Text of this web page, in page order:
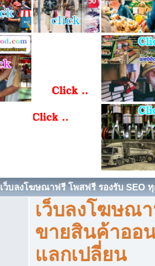
เว็บลงโฆษณาฟรี โพสฟรี รองรับ SEO
เว็บลงโฆษณ
ขายสินค้าออ
แลกเปลี่ยน